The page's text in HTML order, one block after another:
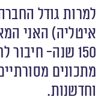
למרות גודל
איטליה) האני
150 שנה-
מתכונים
וחדשנות.